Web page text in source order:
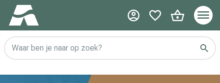
Waar ben je naar op zoek?